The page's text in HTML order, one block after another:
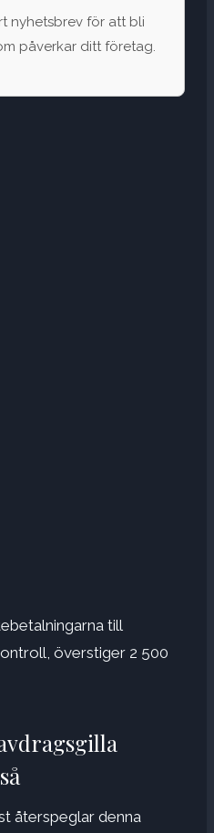
nyhetsbrev för att bli
påverkar ditt företag.
till
överstiger 2 500
återspeglar denna